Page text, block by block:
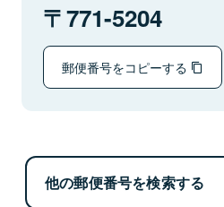
771-5204
郵便番号をコピーする
他の郵便番号を検索する